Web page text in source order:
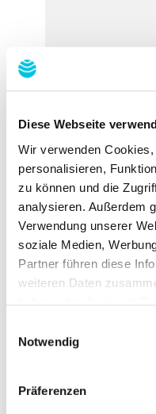
Diese Webseite
Wir verwenden
personalisieren,
zu können und die
analysieren. Außerdem
Verwendung unserer
soziale Medien,
Partner führen diese
weiteren Daten
Notwendig
Präferenzen
6314 Unterägeri
Phone: +41 41 754